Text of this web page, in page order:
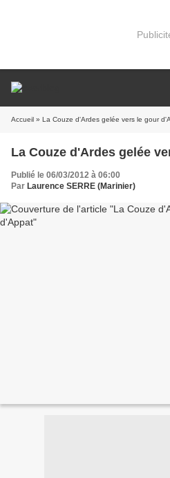
Accueil » La Couze d'Ardes gelée vers le gour
La Couze d'Ardes gelée
Publié le 06/03/2012 à 06:00
Par Laurence SERRE (Marinier)